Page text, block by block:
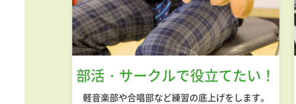
部活・サークルで役立てたい！
軽音楽部や合唱部など練習の底上げをします。